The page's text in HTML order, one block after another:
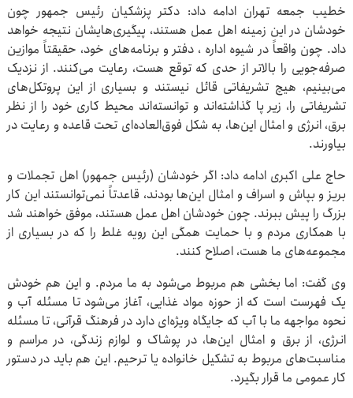
خطیب جمعه تهران ادامه داد: دکتر پزشکیان رئیس جمهور چون
خودشان در این زمینه اهل عمل هستند، پیگیری‌هایشان نتیجه خواهد
داد. چون واقعاً در شیوه اداره ، دفتر و برنامه‌های خود، حقیقتاً موازین
صرفه‌جویی را بالاتر از حدی که توقع هست، رعایت می‌کنند. از نزدیک
می‌بینیم، هیچ تشریفاتی قائل نیستند و بسیاری از این پروتکل‌های
تشریفاتی را، زیر پا گذاشته‌اند و توانسته‌اند محیط کاری خود را از نظر
برق، انرژی و امثال این‌ها، به شکل فوق‌العاده‌ای تحت قاعده و رعایت در
بیاورند.
حاج علی اکبری ادامه داد: اگر خودشان (رئیس جمهور) اهل تجملات و
بریز و بپاش و اسراف و امثال این‌ها بودند، قاعدتاً نمی‌توانستند این کار
بزرگ را پیش ببرند. چون خودشان اهل عمل هستند، موفق خواهند شد
با همکاری مردم و با حمایت همگی این رویه غلط را که در بسیاری از
مجموعه‌های ما هست، اصلاح کنند.
وی گفت: اما بخشی هم مربوط می‌شود به ما مردم. و این هم خودش
یک فهرست است که از حوزه مواد غذایی، آغاز می‌شود تا مسئله آب و
نحوه مواجهه ما با آب که جایگاه ویژه‌ای دارد در فرهنگ قرآنی، تا مسئله
انرژی، از برق و امثال این‌ها، در پوشاک و لوازم زندگی، در مراسم و
مناسبت‌های مربوط به تشکیل خانواده یا ترحیم. این هم باید در دستور
کار عمومی ما قرار بگیرد.